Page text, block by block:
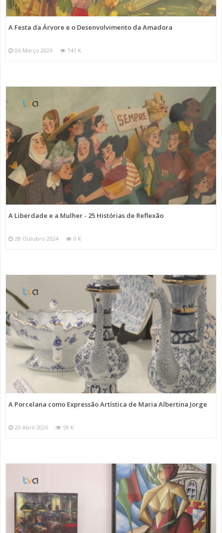
A Festa da Árvore e o Desenvolvimento da Amadora
06 Março 2026 141 K
A Liberdade e a Mulher - 25 Histórias de Reflexão
28 Outubro 2024 0 K
A Porcelana como Expressão Artística de Maria Albertina Jorge
20 Abril 2026 59 K